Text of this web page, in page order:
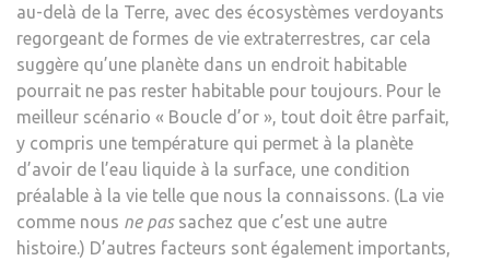
au-delà de la Terre, avec des écosystèmes verdoyants
regorgeant de formes de vie extraterrestres, car cela
suggère qu’une planète dans un endroit habitable
pourrait ne pas rester habitable pour toujours. Pour le
meilleur scénario « Boucle d’or », tout doit être parfait,
y compris une température qui permet à la planète
d’avoir de l’eau liquide à la surface, une condition
préalable à la vie telle que nous la connaissons. (La vie
comme nous ne passachez que c’est une autre
histoire.) D’autres facteurs sont également importants,